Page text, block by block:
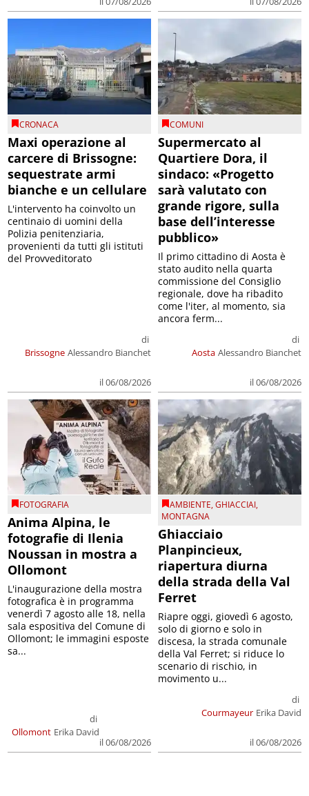
CRONACA
Maxi operazione al
carcere di Brissogne:
sequestrate armi
bianche e un cellulare
Brissogne
di
Alessandro Bianchet
il 06/08/2026
L'intervento ha coinvolto un
centinaio di uomini della
Polizia penitenziaria,
provenienti da tutti gli istituti
del Provveditorato
COMUNI
Supermercato al
Quartiere Dora, il
sindaco: «Progetto
sarà valutato con
grande rigore, sulla
base dell’interesse
pubblico»
Aosta
di
Alessandro Bianchet
il 06/08/2026
Il primo cittadino di Aosta è
stato audito nella quarta
commissione del Consiglio
regionale, dove ha ribadito
come l'iter, al momento, sia
ancora ferm...
FOTOGRAFIA
Anima Alpina, le
fotografie di Ilenia
Noussan in mostra a
Ollomont
Ollomont
di
Erika David
il 06/08/2026
L'inaugurazione della mostra
fotografica è in programma
venerdì 7 agosto alle 18, nella
sala espositiva del Comune di
Ollomont; le immagini esposte
sa...
AMBIENTE,GHIACCIAI,
MONTAGNA
Ghiacciaio
Planpincieux,
riapertura diurna
della strada della Val
Ferret
Courmayeur
di
Erika David
il 06/08/2026
Riapre oggi, giovedì 6 agosto,
solo di giorno e solo in
discesa, la strada comunale
della Val Ferret; si riduce lo
scenario di rischio, in
movimento u...